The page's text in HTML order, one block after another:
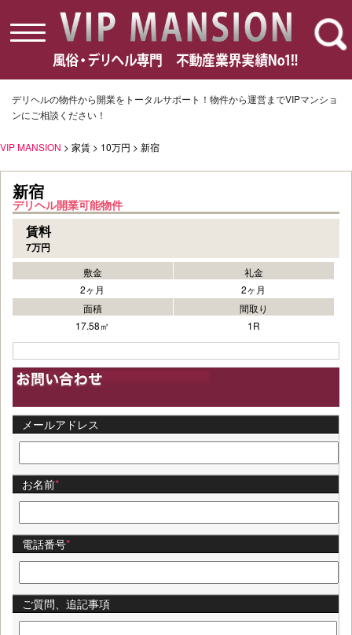
toggle
navigation
デリヘルの物件から開業をトータルサポート！物件から運営までVIPマンショ
ンにご相談ください！
VIP MANSION > 家賃 > 10万円 > 新宿
新宿
デリヘル開業可能物件
賃料
7万円
敷金
2ヶ月
礼金
2ヶ月
面積
17.58㎡
間取り
1R
メールアドレス
お名前*
電話番号*
ご質問、追記事項